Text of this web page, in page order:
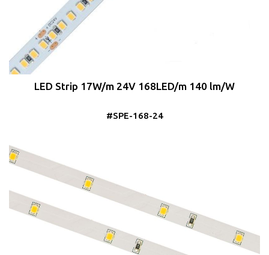
LED Strip 17W/m 24V 168LED/m 140 lm/W
#SPE-168-24